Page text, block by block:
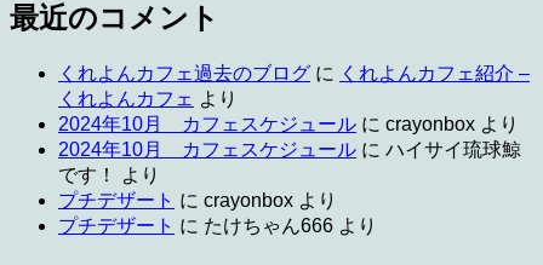
最近のコメント
くれよんカフェ過去のブログ に くれよんカフェ紹介 –
くれよんカフェ より
2024年10月 カフェスケジュール に crayonbox より
2024年10月 カフェスケジュール に ハイサイ琉球鯨
です！
より
プチデザート に crayonbox より
プチデザート に たけちゃん666 より